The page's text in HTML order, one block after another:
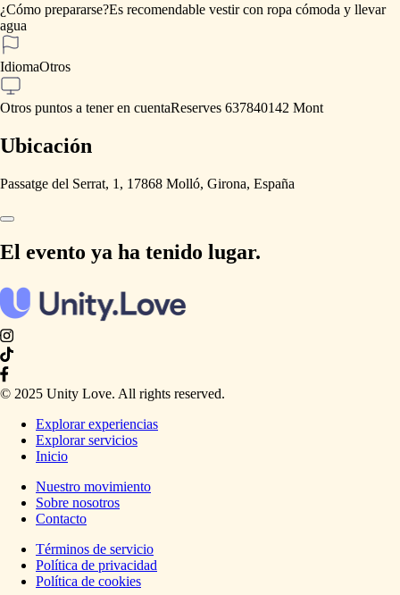
¿Cómo prepararse?Es recomendable vestir con ropa cómoda y llevar
agua
IdiomaOtros
Otros puntos a tener en cuentaReserves 637840142 Mont
Ubicación
Passatge del Serrat, 1, 17868 Molló, Girona, España
El evento ya ha tenido lugar.
© 2025 Unity Love. All rights reserved.
Explorar experiencias
Explorar servicios
Inicio
Nuestro movimiento
Sobre nosotros
Contacto
Términos de servicio
Política de privacidad
Política de cookies